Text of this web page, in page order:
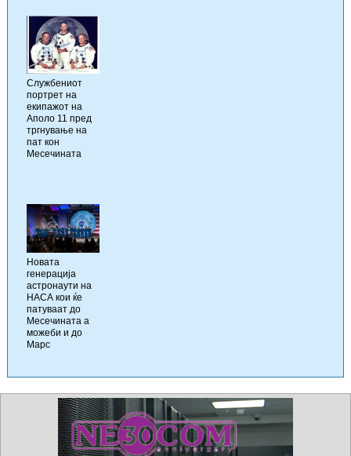
Службениот
портрет на
екипажот на
Аполо 11 пред
тргнување на
пат кон
Месечината
Новата
генерација
астронаути на
НАСА кои ќе
патуваат до
Месечината а
можеби и до
Марс